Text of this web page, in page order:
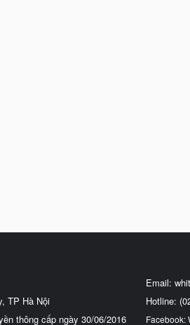
TP Hà Nội
thông cấp ngày 30/06/2016
Email:
Hotline:
Facebook: